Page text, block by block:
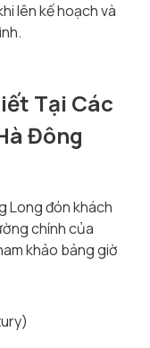
lên kế hoạch và
Tại Các
Đông
Long đón khách
chính của
khảo bảng giờ